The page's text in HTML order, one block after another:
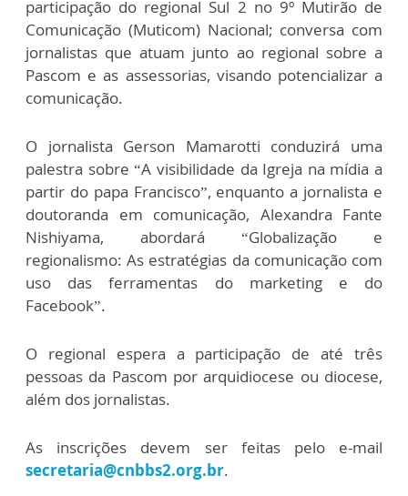
participação do regional Sul 2 no 9º Mutirão de
Comunicação (Muticom) Nacional; conversa com
jornalistas que atuam junto ao regional sobre a
Pascom e as assessorias, visando potencializar a
comunicação.
O jornalista Gerson Mamarotti conduzirá uma
palestra sobre “A visibilidade da Igreja na mídia a
partir do papa Francisco”, enquanto a jornalista e
doutoranda em comunicação, Alexandra Fante
Nishiyama, abordará “Globalização e
regionalismo: As estratégias da comunicação com
uso das ferramentas do marketing e do
Facebook”.
O regional espera a participação de até três
pessoas da Pascom por arquidiocese ou diocese,
além dos jornalistas.
As inscrições devem ser feitas pelo e-mail
secretaria@cnbbs2.org.br.